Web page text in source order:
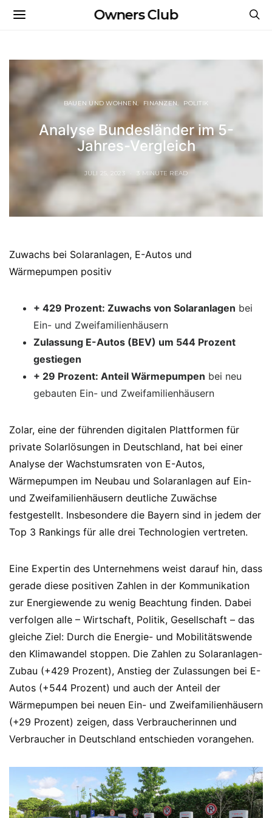
Owners Club
BAUEN UND WOHNEN FINANZEN POLITIK
Analyse Bundesländer im 5-
Jahres-Vergleich
JULI 25, 2023 3 MINUTE READ
Zuwachs bei Solaranlagen, E-Autos und
Wärmepumpen positiv
+ 429 Prozent: Zuwachs von Solaranlagen bei
Ein- und Zweifamilienhäusern
Zulassung E-Autos (BEV) um 544 Prozent
gestiegen
+ 29 Prozent: Anteil Wärmepumpen bei neu
gebauten Ein- und Zweifamilienhäusern
Zolar, eine der führenden digitalen Plattformen für
private Solarlösungen in Deutschland, hat bei einer
Analyse der Wachstumsraten von E-Autos,
Wärmepumpen im Neubau und Solaranlagen auf Ein-
und Zweifamilienhäusern deutliche Zuwächse
festgestellt. Insbesondere die Bayern sind in jedem der
Top 3 Rankings für alle drei Technologien vertreten.
Eine Expertin des Unternehmens weist darauf hin, dass
gerade diese positiven Zahlen in der Kommunikation
zur Energiewende zu wenig Beachtung finden. Dabei
verfolgen alle – Wirtschaft, Politik, Gesellschaft – das
gleiche Ziel: Durch die Energie- und Mobilitätswende
den Klimawandel stoppen. Die Zahlen zu Solaranlagen-
Zubau (+429 Prozent), Anstieg der Zulassungen bei E-
Autos (+544 Prozent) und auch der Anteil der
Wärmepumpen bei neuen Ein- und Zweifamilienhäusern
(+29 Prozent) zeigen, dass Verbraucherinnen und
Verbraucher in Deutschland entschieden vorangehen.